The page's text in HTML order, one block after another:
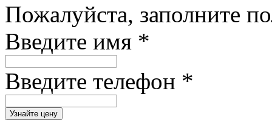
Пожалуйста, заполните
Введите имя *
Введите телефон *